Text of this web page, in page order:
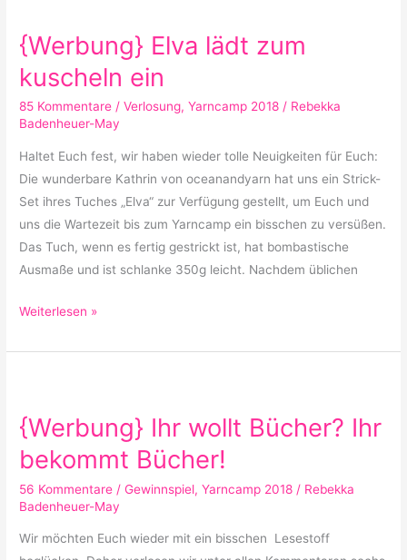
{Werbung} Elva lädt zum
kuscheln ein
85 Kommentare /Verlosung,Yarncamp 2018 / Rebekka
Badenheuer-May
Haltet Euch fest, wir haben wieder tolle Neuigkeiten für Euch:
Die wunderbare Kathrin von oceanandyarn hat uns ein Strick-
Set ihres Tuches „Elva“ zur Verfügung gestellt, um Euch und
uns die Wartezeit bis zum Yarncamp ein bisschen zu versüßen.
Das Tuch, wenn es fertig gestrickt ist, hat bombastische
Ausmaße und ist schlanke 350g leicht. Nachdem üblichen
lädt
zum
kuscheln
ein
Weiterlesen »
{Werbung} Ihr wollt Bücher? Ihr
bekommt Bücher!
56 Kommentare /Gewinnspiel,Yarncamp 2018 / Rebekka
Badenheuer-May
Wir möchten Euch wieder mit ein bisschen Lesestoff
wollt
Bücher?
Ihr
bekommt